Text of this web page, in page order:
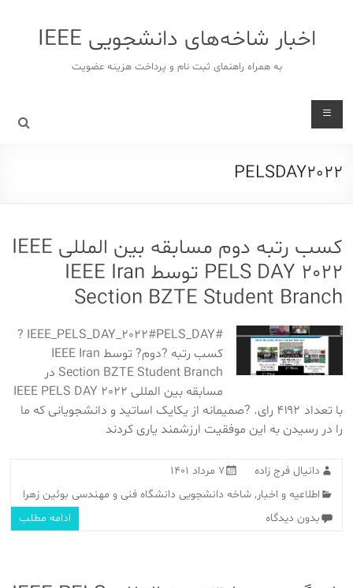
اخبار شاخه‌های دانشجویی IEEE
به همراه راهنمای ثبت نام و پرداخت هزینه عضویت
PELSDAY2022
کسب رتبه دوم مسابقه بین المللی IEEE
PELS DAY 2022 توسط IEEE Iran
Section BZTE Student Branch
#IEEE_PELS_DAY_2022#PELS_DAY ?
کسب رتبه ?دوم? توسط IEEE Iran
Section BZTE Student Branch در
مسابقه بین المللی IEEE PELS DAY 2022
با تعداد ۴۱۹۲ رای. ?صمیمانه از یکایک اساتید و دانشجویانی که ما
را در رسیدن به این موفقیت ارزشمند یاری کردند
دانیال فرج زاده
۷ مرداد ۱۴۰۱
اطلاعیه و اخبار,شاخه دانشجویی دانشگاه فنی و مهندسی بوئین زهرا
بدون دیدگاه
ادامه مطلب